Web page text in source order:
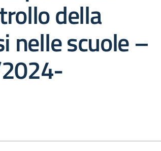
della
nelle scuole –